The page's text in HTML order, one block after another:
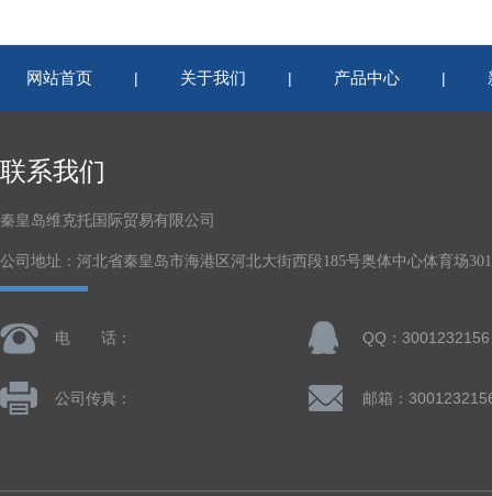
网站首页 | 关于我们 | 产品中心 |
联系我们
秦皇岛维克托国际贸易有限公司
公司地址：河北省秦皇岛市海港区河北大街西段185号奥体中心体育场
电 话： QQ：3001232156
公司传真： 邮箱：